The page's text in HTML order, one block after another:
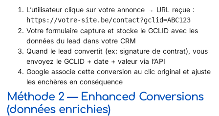
L’utilisateur clique sur votre annonce → URL reçue :
https://votre-site.be/contact?gclid=ABC123
Votre formulaire capture et stocke le GCLID avec les
données du lead dans votre CRM
Quand le lead convertit (ex: signature de contrat), vous
envoyez le GCLID + date + valeur via l’API
Google associe cette conversion au clic original et ajuste
les enchères en conséquence
Méthode 2 — Enhanced Conversions
(données enrichies)